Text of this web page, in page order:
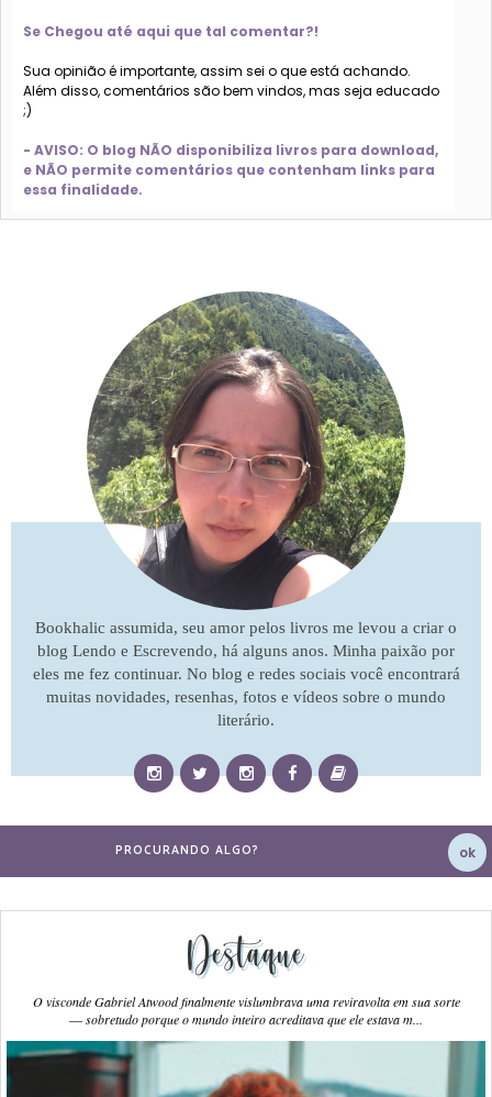
Se Chegou até aqui que tal comentar?!
Sua opinião é importante, assim sei o que está achando.
Além disso, comentários são bem vindos, mas seja educado
;)
- AVISO: O blog NÃO disponibiliza livros para download,
e NÃO permite comentários que contenham links para
essa finalidade.
Bookhalic assumida, seu amor pelos livros me levou a criar o
blog Lendo e Escrevendo, há alguns anos. Minha paixão por
eles me fez continuar. No blog e redes sociais você encontrará
muitas novidades, resenhas, fotos e vídeos sobre o mundo
literário.
Destaque
O visconde Gabriel Atwood finalmente vislumbrava uma reviravolta em sua sorte
― sobretudo porque o mundo inteiro acreditava que ele estava m...